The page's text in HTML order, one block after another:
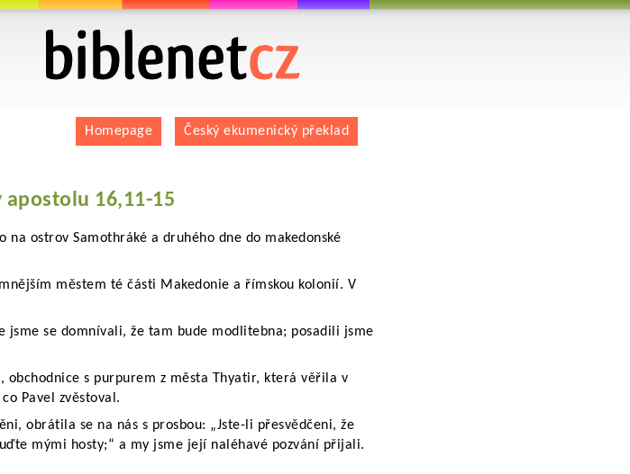
biblenet.cz | bible online | český ekumenický překlad
Homepage Český ekumenický překlad
apostolu 16,11-15
ostrov Samothráké a druhého dne do makedonské
městem té části Makedonie a římskou kolonií. V
jsme se domnívali, že tam bude modlitebna; posadili jsme
obchodnice s purpurem z města Thyatir, která věřila v
Pavel zvěstoval.
obrátila se na nás s prosbou: „Jste-li přesvědčeni, že
mými hosty;“ a my jsme její naléhavé pozvání přijali.